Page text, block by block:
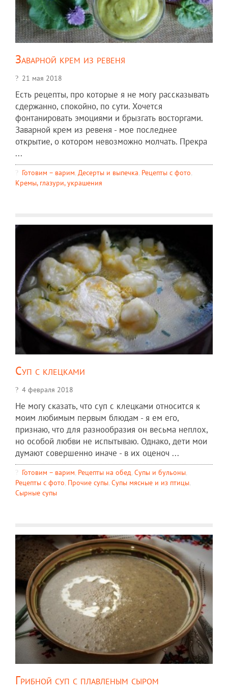
Заварной крем из ревеня
21 мая 2018
Есть рецепты, про которые я не могу рассказывать
сдержанно, спокойно, по сути. Хочется
фонтанировать эмоциями и брызгать восторгами.
Заварной крем из ревеня - мое последнее
открытие, о котором невозможно молчать. Прекра
...
Готовим – варим, Десерты и выпечка, Рецепты c фото,
Кремы, глазури, украшения
Суп с клецками
4 февраля 2018
Не могу сказать, что суп с клецками относится к
моим любимым первым блюдам - я ем его,
признаю, что для разнообразия он весьма неплох,
но особой любви не испытываю. Однако, дети мои
думают совершенно иначе - в их оценоч ...
Готовим – варим, Рецепты на обед, Супы и бульоны,
Рецепты c фото, Прочие супы, Супы мясные и из птицы,
Сырные супы
Грибной суп с плавленым сыром